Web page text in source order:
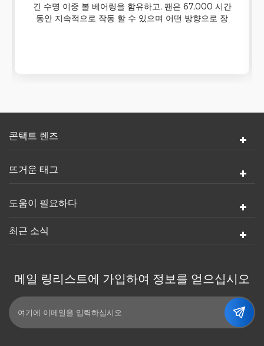
긴 수명 이중 볼 베어링을 함유하고, 팬은 67,000 시간
동안 지속적으로 작동 할 수 있으며 어떤 방향으로 장
콘택트 렌즈
뜨거운 태그
도움이 필요하다
최근 소식
메일 링리스트에 가입하여 정보를 얻으십시오